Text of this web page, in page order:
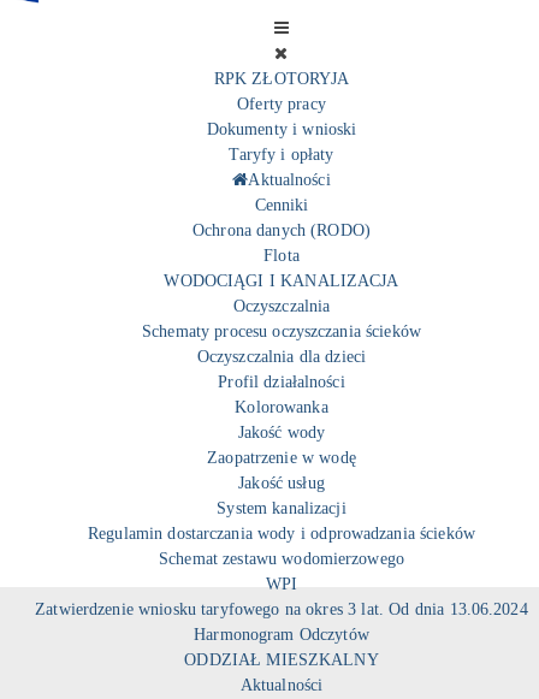
RPK ZŁOTORYJA
Oferty pracy
Dokumenty i wnioski
Taryfy i opłaty
Aktualności
Cenniki
Ochrona danych (RODO)
Flota
WODOCIĄGI I KANALIZACJA
Oczyszczalnia
Schematy procesu oczyszczania ścieków
Oczyszczalnia dla dzieci
Profil działalności
Kolorowanka
Jakość wody
Zaopatrzenie w wodę
Jakość usług
System kanalizacji
Regulamin dostarczania wody i odprowadzania ścieków
Schemat zestawu wodomierzowego
WPI
Zatwierdzenie wniosku taryfowego na okres 3 lat. Od dnia 13.06.2024
Harmonogram Odczytów
ODDZIAŁ MIESZKALNY
Aktualności